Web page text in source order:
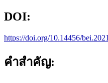
DOI:
https://doi.org/10.14456/
คำสำคัญ: